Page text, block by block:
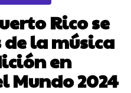
Rico se
la música
en
Mundo 2024